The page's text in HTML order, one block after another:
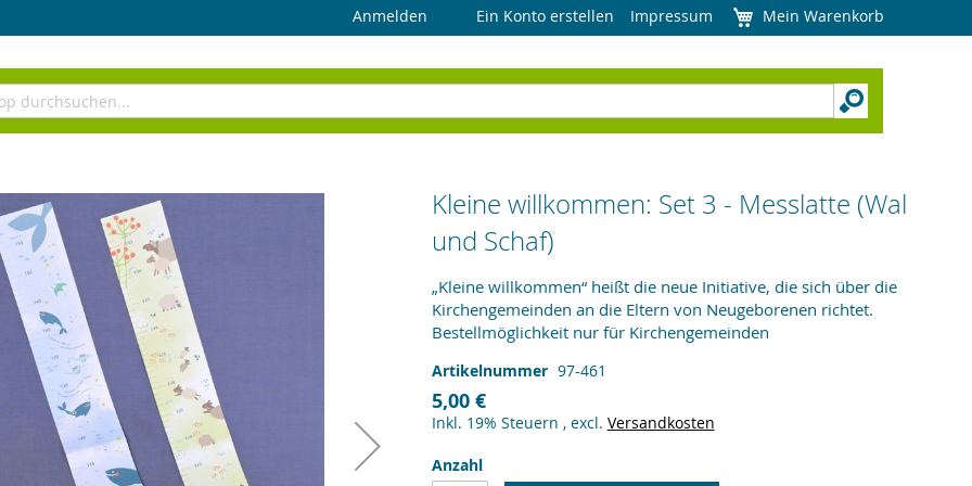
Anmelden Ein Konto erstellen Impressum Mein Warenkorb
Kleine willkommen: Set 3 - Messlatte (Wal
und Schaf)
„Kleine willkommen“ heißt die neue Initiative, die sich über die
Kirchengemeinden an die Eltern von Neugeborenen richtet.
Bestellmöglichkeit nur für Kirchengemeinden
Artikelnummer 97-461
5,00 €
Inkl. 19% Steuern , excl. Versandkosten
Anzahl